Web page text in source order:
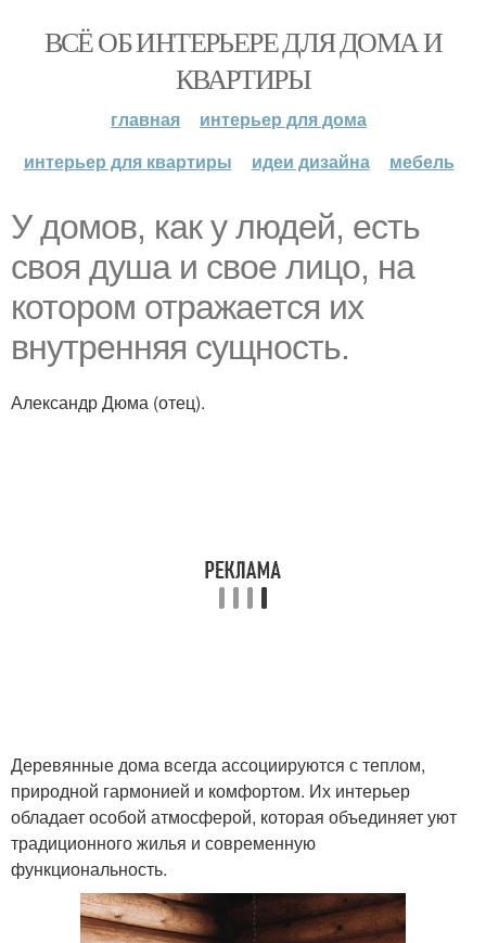
ВСЁ ОБ ИНТЕРЬЕРЕ ДЛЯ ДОМА И
КВАРТИРЫ
главная
интерьер для дома
интерьер для квартиры
идеи дизайна мебель
У домов, как у людей, есть
своя душа и свое лицо, на
котором отражается их
внутренняя сущность.
Александр Дюма (отец).
Деревянные дома всегда ассоциируются с теплом,
природной гармонией и комфортом. Их интерьер
обладает особой атмосферой, которая объединяет уют
традиционного жилья и современную
функциональность.